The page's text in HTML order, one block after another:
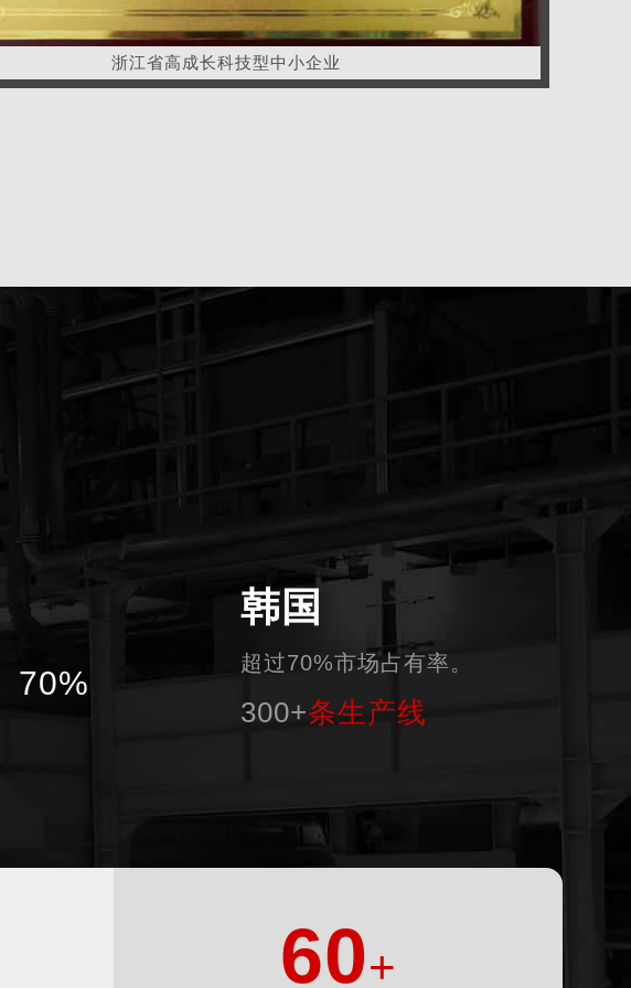
浙江省高成长科技型中小企业
70%
韩国
超过70%市场占有率。
300+条生产线
60+